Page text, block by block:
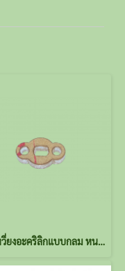
แขนเหวี่ยงอะคริลิกแบบกลม หนา 5 มม.(1 คู่) BO